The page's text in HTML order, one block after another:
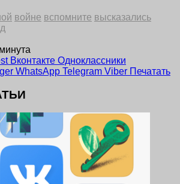
войне вспомните высказались
Вконтакте Одноклассники
WhatsApp Telegram Viber Печатать